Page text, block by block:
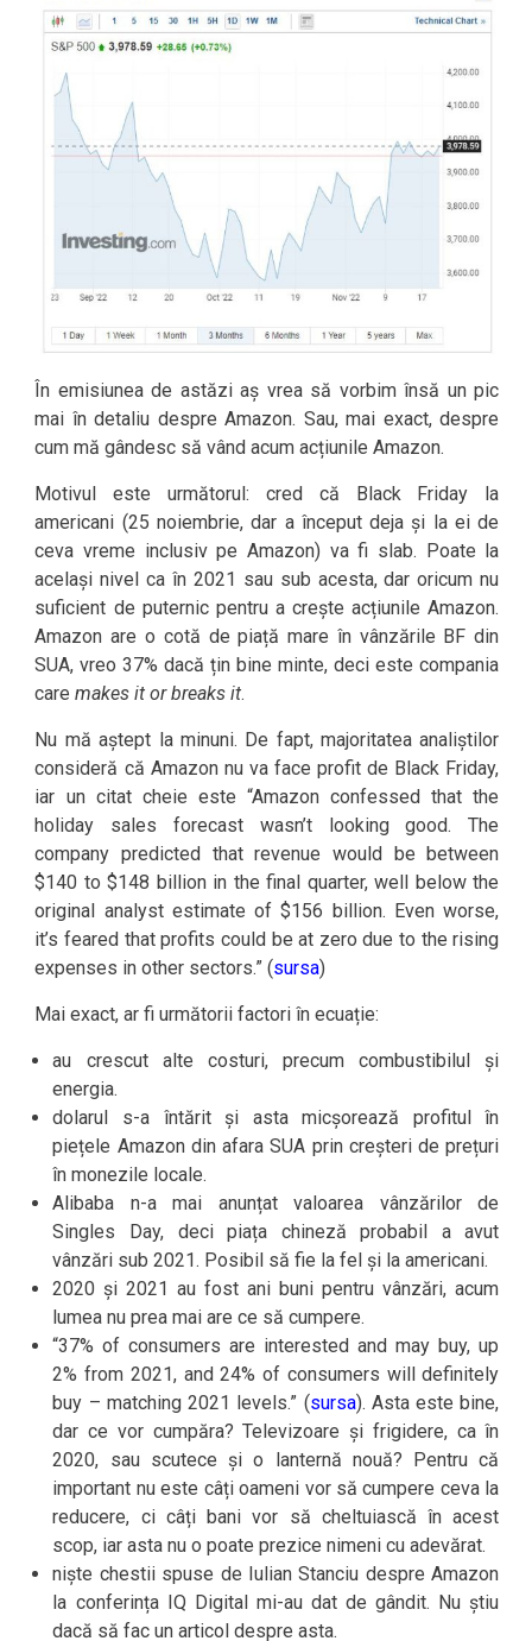
În emisiunea de astăzi aș vrea să vorbim însă un pic
mai în detaliu despre Amazon. Sau, mai exact, despre
cum mă gândesc să vând acum acțiunile Amazon.
Motivul este următorul: cred că Black Friday la
americani (25 noiembrie, dar a început deja și la ei de
ceva vreme inclusiv pe Amazon) va fi slab. Poate la
același nivel ca în 2021 sau sub acesta, dar oricum nu
suficient de puternic pentru a crește acțiunile Amazon.
Amazon are o cotă de piață mare în vânzările BF din
SUA, vreo 37% dacă țin bine minte, deci este compania
caremakes it or breaks it.
Nu mă aștept la minuni. De fapt, majoritatea analiștilor
consideră că Amazon nu va face profit de Black Friday,
iar un citat cheie este “Amazon confessed that the
holiday sales forecast wasn’t looking good. The
company predicted that revenue would be between
$140 to $148 billion in the final quarter, well below the
original analyst estimate of $156 billion. Even worse,
it’s feared that profits could be at zero due to the rising
expenses in other sectors.” (sursa)
Mai exact, ar fi următorii factori în ecuație:
au crescut alte costuri, precum combustibilul și
energia.
dolarul s-a întărit și asta micșorează profitul în
piețele Amazon din afara SUA prin creșteri de prețuri
în monezile locale.
Alibaba n-a mai anunțat valoarea vânzărilor de
Singles Day, deci piața chineză probabil a avut
vânzări sub 2021. Posibil să fie la fel și la americani.
2020 și 2021 au fost ani buni pentru vânzări, acum
lumea nu prea mai are ce să cumpere.
“37% of consumers are interested and may buy, up
2% from 2021, and 24% of consumers will definitely
buy – matching 2021 levels.” (sursa). Asta este bine,
dar ce vor cumpăra? Televizoare și frigidere, ca în
2020, sau scutece și o lanternă nouă? Pentru că
important nu este câți oameni vor să cumpere ceva la
reducere, ci câți bani vor să cheltuiască în acest
scop, iar asta nu o poate prezice nimeni cu adevărat.
niște chestii spuse de Iulian Stanciu despre Amazon
la conferința IQ Digital mi-au dat de gândit. Nu știu
dacă să fac un articol despre asta.